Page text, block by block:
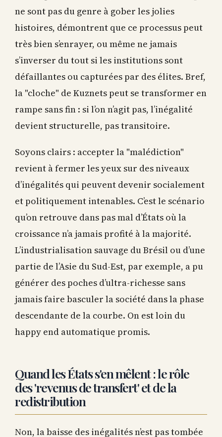
ne sont pas du genre à gober les jolies
histoires, démontrent que ce processus peut
très bien s’enrayer, ou même ne jamais
s’inverser du tout si les institutions sont
défaillantes ou capturées par des élites. Bref,
la "cloche" de Kuznets peut se transformer en
rampe sans fin : si l’on n’agit pas, l’inégalité
devient structurelle, pas transitoire.
Soyons clairs : accepter la "malédiction"
revient à fermer les yeux sur des niveaux
d’inégalités qui peuvent devenir socialement
et politiquement intenables. C’est le scénario
qu’on retrouve dans pas mal d’États où la
croissance n’a jamais profité à la majorité.
L’industrialisation sauvage du Brésil ou d’une
partie de l’Asie du Sud-Est, par exemple, a pu
générer des poches d’ultra-richesse sans
jamais faire basculer la société dans la phase
descendante de la courbe. On est loin du
happy end automatique promis.
Quand les États s'en mêlent : le rôle
des 'revenus de transfert' et de la
redistribution
Non, la baisse des inégalités n’est pas tombée